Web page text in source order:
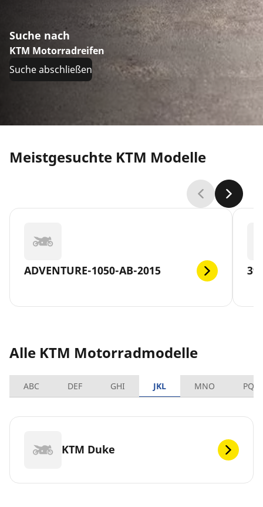
Suche nach
KTM Motorradreifen
Suche abschließen
Meistgesuchte KTM Modelle
ADVENTURE-1050-AB-2015
Alle KTM Motorradmodelle
ABC DEF GHI JKL MNO
KTM Duke